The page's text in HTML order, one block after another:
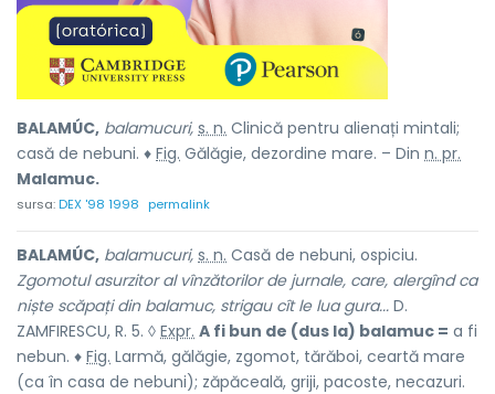
BALAMÚC, balamucuri, s. n. Clinică pentru alienați mintali;
casă de nebuni. ♦ Fig. Gălăgie, dezordine mare. – Din n. pr.
Malamuc.
sursa:DEX '98 1998 permalink
BALAMÚC, balamucuri, s. n. Casă de nebuni, ospiciu.
Zgomotul asurzitor al vînzătorilor de jurnale, care, alergînd ca
niște scăpați din balamuc, strigau cît le lua gura... D.
ZAMFIRESCU, R. 5. ◊ Expr. A fi bun de (dus la) balamuc = a fi
nebun. ♦ Fig. Larmă, gălăgie, zgomot, tărăboi, ceartă mare
(ca în casa de nebuni); zăpăceală, griji, pacoste, necazuri.